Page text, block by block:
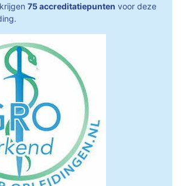
75 accreditatiepunten voor deze